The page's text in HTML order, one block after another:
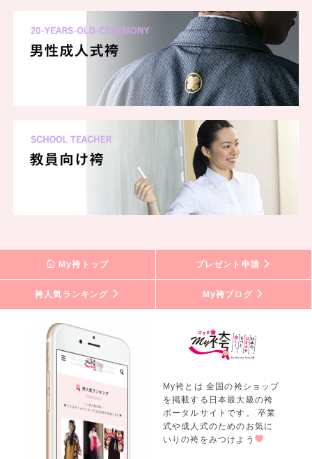
My袴トップ プレゼント申請
袴人気ランキング My袴ブログ
My袴とは 全国の袴ショップ
を掲載する日本最大級の袴
ポータルサイトです。 卒業
式や成人式のためのお気に
いりの袴をみつけよう